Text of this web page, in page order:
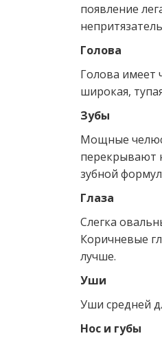
появление
Голова
Голова имеет
широкая,
Зубы
Мощные
перекрывают
зубной
Глаза
Слегка
Коричневые
лучше.
Уши
Уши средней
Нос и губы